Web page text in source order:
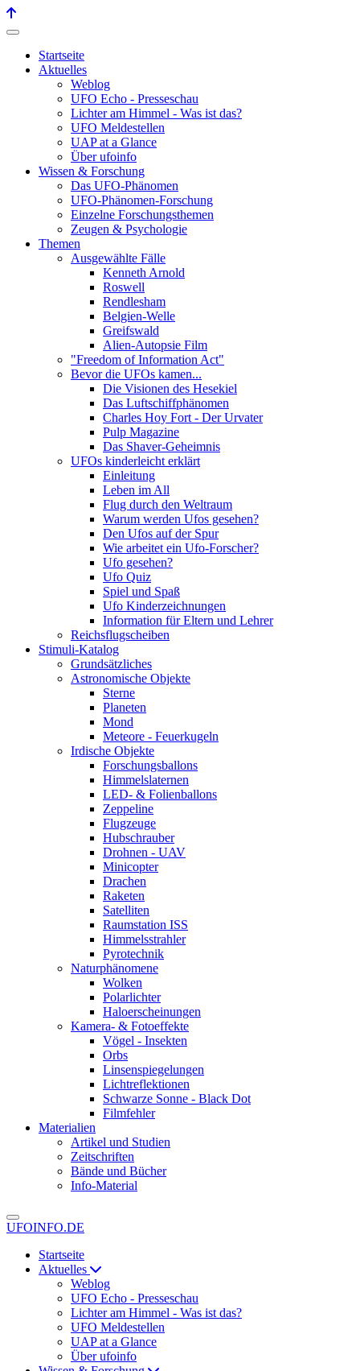
Startseite
Aktuelles
Weblog
UFO Echo - Presseschau
Lichter am Himmel - Was ist das?
UFO Meldestellen
UAP at a Glance
Über ufoinfo
Wissen & Forschung
Das UFO-Phänomen
UFO-Phänomen-Forschung
Einzelne Forschungsthemen
Zeugen & Psychologie
Themen
Ausgewählte Fälle
Kenneth Arnold
Roswell
Rendlesham
Belgien-Welle
Greifswald
Alien-Autopsie Film
"Freedom of Information Act"
Bevor die UFOs kamen...
Die Visionen des Hesekiel
Das Luftschiffphänomen
Charles Hoy Fort - Der Urvater
Pulp Magazine
Das Shaver-Geheimnis
UFOs kinderleicht erklärt
Einleitung
Leben im All
Flug durch den Weltraum
Warum werden Ufos gesehen?
Den Ufos auf der Spur
Wie arbeitet ein Ufo-Forscher?
Ufo gesehen?
Ufo Quiz
Spiel und Spaß
Ufo Kinderzeichnungen
Information für Eltern und Lehrer
Reichsflugscheiben
Stimuli-Katalog
Grundsätzliches
Astronomische Objekte
Sterne
Planeten
Mond
Meteore - Feuerkugeln
Irdische Objekte
Forschungsballons
Himmelslaternen
LED- & Folienballons
Zeppeline
Flugzeuge
Hubschrauber
Drohnen - UAV
Minicopter
Drachen
Raketen
Satelliten
Raumstation ISS
Himmelsstrahler
Pyrotechnik
Naturphänomene
Wolken
Polarlichter
Haloerscheinungen
Kamera- & Fotoeffekte
Vögel - Insekten
Orbs
Linsenspiegelungen
Lichtreflektionen
Schwarze Sonne - Black Dot
Filmfehler
Materialien
Artikel und Studien
Zeitschriften
Bände und Bücher
Info-Material
UFOINFO.DE
Startseite
Aktuelles
Weblog
UFO Echo - Presseschau
Lichter am Himmel - Was ist das?
UFO Meldestellen
UAP at a Glance
Über ufoinfo